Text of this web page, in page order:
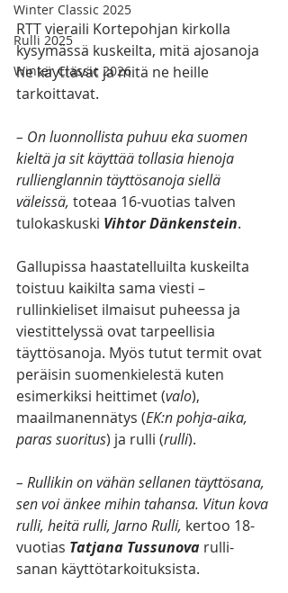
Winter Classic 2025
Rulli 2025
Winter Classic 2026
RTT vieraili Kortepohjan kirkolla
kysymässä kuskeilta, mitä ajosanoja
he käyttävät ja mitä ne heille
tarkoittavat.
– On luonnollista puhuu eka suomen
kieltä ja sit käyttää tollasia hienoja
rullienglannin täyttösanoja siellä
väleissä, toteaa 16-vuotias talven
tulokaskuski Vihtor Dänkenstein.
Gallupissa haastatelluilta kuskeilta
toistuu kaikilta sama viesti –
rullinkieliset ilmaisut puheessa ja
viestittelyssä ovat tarpeellisia
täyttösanoja. Myös tutut termit ovat
peräisin suomenkielestä kuten
esimerkiksi heittimet (valo),
maailmanennätys (EK:n pohja-aika,
paras suoritus) ja rulli (rulli).
– Rullikin on vähän sellanen täyttösana,
sen voi änkee mihin tahansa. Vitun kova
rulli, heitä rulli, Jarno Rulli, kertoo 18-
vuotias Tatjana Tussunova rulli-
sanan käyttötarkoituksista.